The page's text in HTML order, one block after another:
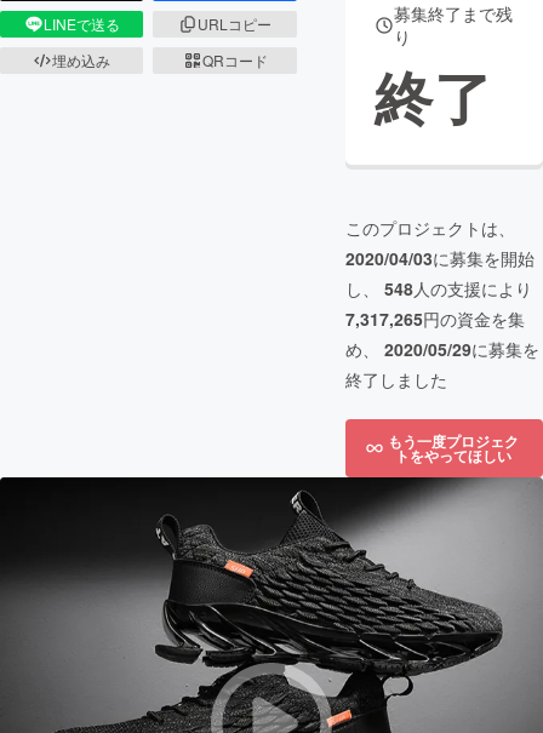
LINEで送る
URLコピー
埋め込み
QRコード
募集終了まで残
り
終了
このプロジェクトは、
2020/04/03に募集を開始
し、 548人の支援により
7,317,265円の資金を集
め、 2020/05/29に募集を
終了しました
もう一度プロジェク
トをやってほしい